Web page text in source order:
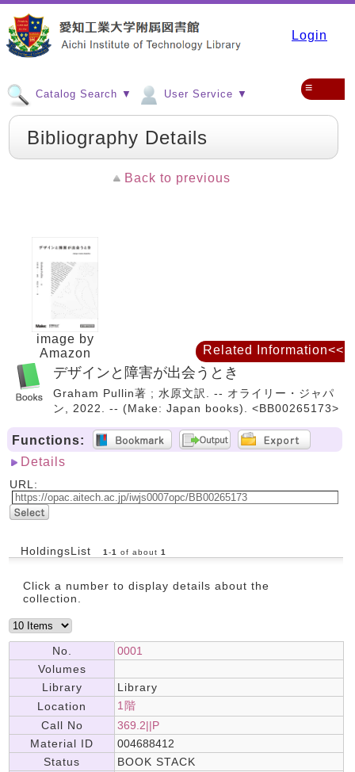
Login
Catalog Search ▼ User Service ▼ ≡
Bibliography Details
Back to previous
image by
Amazon
デザインと障害が出会うとき
Graham Pullin著 ; 水原文訳. -- オライリー・ジャパ
ン, 2022. -- (Make: Japan books). <BB00265173>
Functions:
Details
URL:
HoldingsList 1 -1 of about 1
Click a number to display details about the
collection.
No.
0001
Volumes
Library
Library
Location
1階
Call No
369.2||P
Material ID
004688412
Status
BOOK STACK
Related Information<<